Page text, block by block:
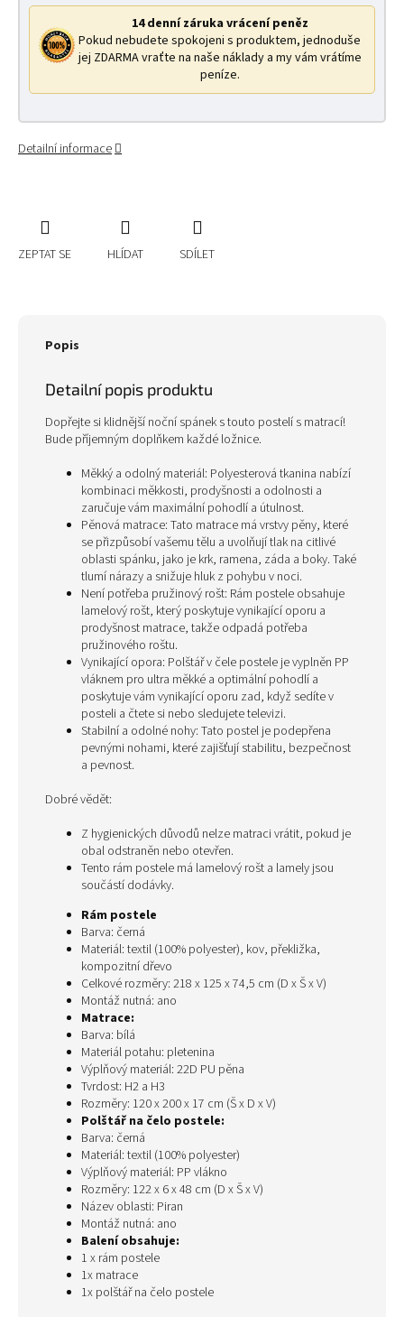
14 denní záruka vrácení peněz
Pokud nebudete spokojeni s produktem, jednoduše
jej ZDARMA vraťte na naše náklady a my vám vrátíme
peníze.
Detailní informace
ZEPTAT SE HLÍDAT SDÍLET
Popis
Detailní popis produktu
Dopřejte si klidnější noční spánek s touto postelí s matrací!
Bude příjemným doplňkem každé ložnice.
Měkký a odolný materiál: Polyesterová tkanina nabízí
kombinaci měkkosti, prodyšnosti a odolnosti a
zaručuje vám maximální pohodlí a útulnost.
Pěnová matrace: Tato matrace má vrstvy pěny, které
se přizpůsobí vašemu tělu a uvolňují tlak na citlivé
oblasti spánku, jako je krk, ramena, záda a boky. Také
tlumí nárazy a snižuje hluk z pohybu v noci.
Není potřeba pružinový rošt: Rám postele obsahuje
lamelový rošt, který poskytuje vynikající oporu a
prodyšnost matrace, takže odpadá potřeba
pružinového roštu.
Vynikající opora: Polštář v čele postele je vyplněn PP
vláknem pro ultra měkké a optimální pohodlí a
poskytuje vám vynikající oporu zad, když sedíte v
posteli a čtete si nebo sledujete televizi.
Stabilní a odolné nohy: Tato postel je podepřena
pevnými nohami, které zajišťují stabilitu, bezpečnost
a pevnost.
Dobré vědět:
Z hygienických důvodů nelze matraci vrátit, pokud je
obal odstraněn nebo otevřen.
Tento rám postele má lamelový rošt a lamely jsou
součástí dodávky.
Rám postele
Barva: černá
Materiál: textil (100% polyester), kov, překližka,
kompozitní dřevo
Celkové rozměry: 218 x 125 x 74,5 cm (D x Š x V)
Montáž nutná: ano
Matrace:
Barva: bílá
Materiál potahu: pletenina
Výplňový materiál: 22D PU pěna
Tvrdost: H2 a H3
Rozměry: 120 x 200 x 17 cm (Š x D x V)
Polštář na čelo postele:
Barva: černá
Materiál: textil (100% polyester)
Výplňový materiál: PP vlákno
Rozměry: 122 x 6 x 48 cm (D x Š x V)
Název oblasti: Piran
Montáž nutná: ano
Balení obsahuje:
1 x rám postele
1x matrace
1x polštář na čelo postele